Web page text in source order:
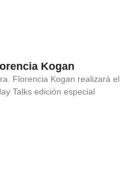
Kogan
Florencia Kogan realizará el
Talks edición especial